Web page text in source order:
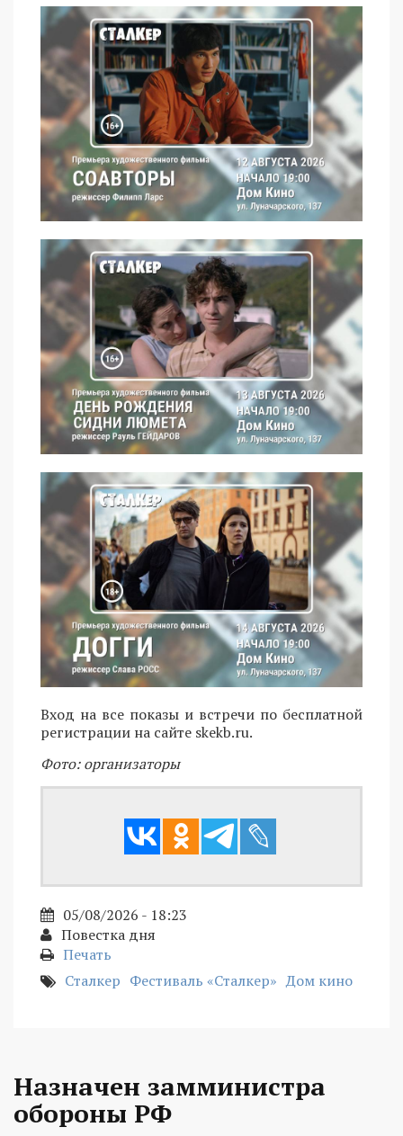
Вход на все показы и встречи по бесплатной
регистрации на сайте skekb.ru.
Фото: организаторы
05/08/2026 - 18:23
Повестка дня
Печать
Сталкер Фестиваль «Сталкер» Дом кино
Назначен замминистра
обороны РФ